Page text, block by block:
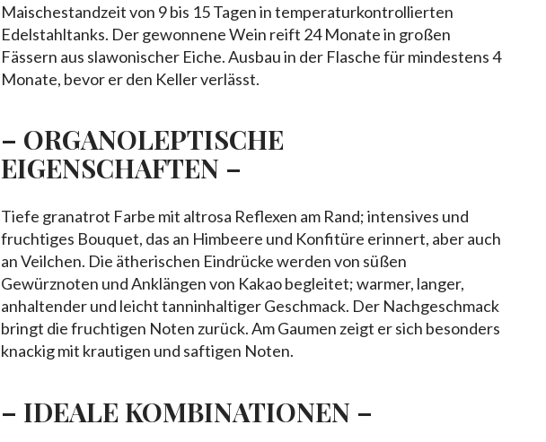
Maischestandzeit von 9 bis 15 Tagen in temperaturkontrollierten
Edelstahltanks. Der gewonnene Wein reift 24 Monate in großen
Fässern aus slawonischer Eiche. Ausbau in der Flasche für mindestens 4
Monate, bevor er den Keller verlässt.
– ORGANOLEPTISCHE
EIGENSCHAFTEN –
Tiefe granatrot Farbe mit altrosa Reflexen am Rand; intensives und
fruchtiges Bouquet, das an Himbeere und Konfitüre erinnert, aber auch
an Veilchen. Die ätherischen Eindrücke werden von süßen
Gewürznoten und Anklängen von Kakao begleitet; warmer, langer,
anhaltender und leicht tanninhaltiger Geschmack. Der Nachgeschmack
bringt die fruchtigen Noten zurück. Am Gaumen zeigt er sich besonders
knackig mit krautigen und saftigen Noten.
– IDEALE KOMBINATIONEN –